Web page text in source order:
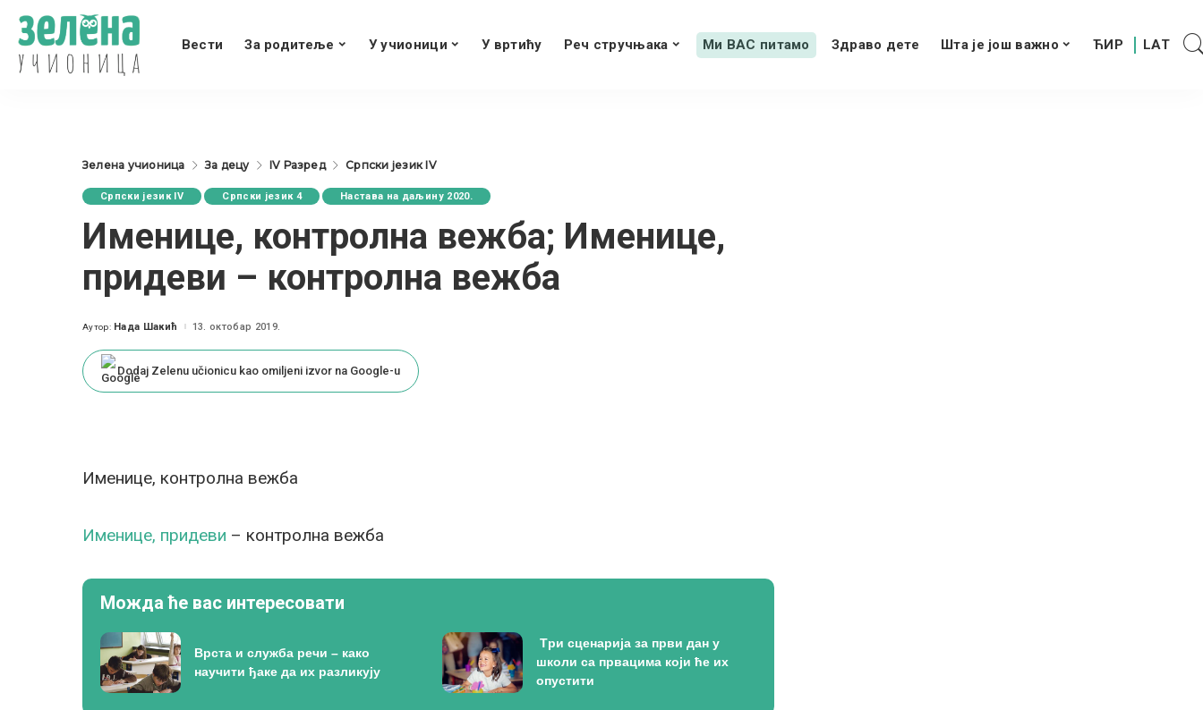
Вести За родитеље У учионици У вртићу Реч стручњака Ми ВАС питамо Здраво дете Шта је још важно
Зелена учионица За децу IV Разред Српски језик IV
Српски језик IV Српски језик 4 Настава на даљину 2020.
Именице, контролна вежба; Именице,
придеви – контролна вежба
Posted
Аутор: Нада Шакић 13. октобар 2019.
Dodaj Zelenu učionicu kao omiljeni izvor na Google-u
Именице, контролна вежба
Именице, придеви – контролна вежба
Можда ће вас интересовати
Врста и служба речи – како
научити ђаке да их разликују
Tри сценарија за први дан у
школи са првацима који ће их
опустити